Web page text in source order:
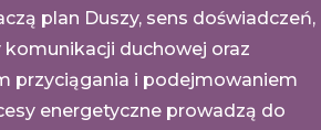
plan Duszy, sens doświadczeń,
komunikacji duchowej oraz
przyciągania i podejmowaniem
energetyczne prowadzą do